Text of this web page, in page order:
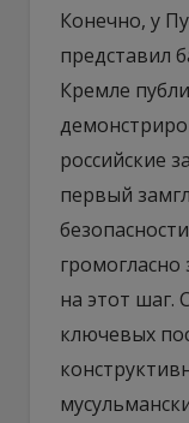
Конечно, у
представил
Кремле
российские
первый
громогласно
на этот шаг.
ключевых